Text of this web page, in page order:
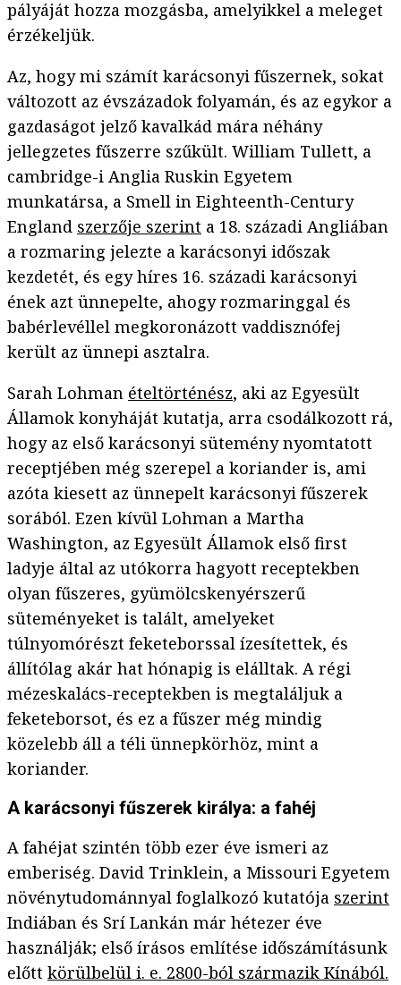
pályáját hozza mozgásba, amelyikkel a meleget
érzékeljük.
Az, hogy mi számít karácsonyi fűszernek, sokat
változott az évszázadok folyamán, és az egykor a
gazdaságot jelző kavalkád mára néhány
jellegzetes fűszerre szűkült. William Tullett, a
cambridge-i Anglia Ruskin Egyetem
munkatársa, a Smell in Eighteenth-Century
England szerzője szerint a 18. századi Angliában
a rozmaring jelezte a karácsonyi időszak
kezdetét, és egy híres 16. századi karácsonyi
ének azt ünnepelte, ahogy rozmaringgal és
babérlevéllel megkoronázott vaddisznófej
került az ünnepi asztalra.
Sarah Lohman ételtörténész, aki az Egyesült
Államok konyháját kutatja, arra csodálkozott rá,
hogy az első karácsonyi sütemény nyomtatott
receptjében még szerepel a koriander is, ami
azóta kiesett az ünnepelt karácsonyi fűszerek
sorából. Ezen kívül Lohman a Martha
Washington, az Egyesült Államok első first
ladyje által az utókorra hagyott receptekben
olyan fűszeres, gyümölcskenyérszerű
süteményeket is talált, amelyeket
túlnyomórészt feketeborssal ízesítettek, és
állítólag akár hat hónapig is elálltak. A régi
mézeskalács-receptekben is megtaláljuk a
feketeborsot, és ez a fűszer még mindig
közelebb áll a téli ünnepkörhöz, mint a
koriander.
A karácsonyi fűszerek királya: a fahéj
A fahéjat szintén több ezer éve ismeri az
emberiség. David Trinklein, a Missouri Egyetem
növénytudománnyal foglalkozó kutatója szerint
Indiában és Srí Lankán már hétezer éve
használják; első írásos említése időszámításunk
előtt körülbelül i. e. 2800-ból származik Kínából.